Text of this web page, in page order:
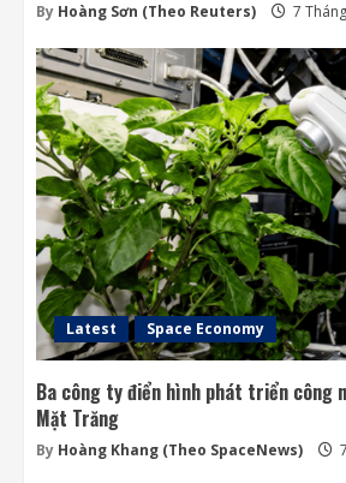
By Hoàng Sơn (Theo Reuters) 7
Latest Space Economy
Ba công ty điển hình phát triển công
Mặt Trăng
By Hoàng Khang (Theo SpaceNews)